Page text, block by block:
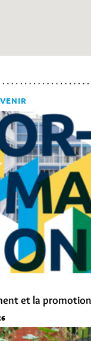
et la